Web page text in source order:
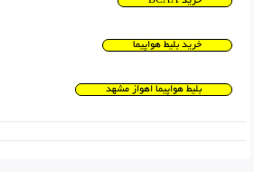
خرید بلیط هواپیما
بلیط هواپیما اهواز مشهد